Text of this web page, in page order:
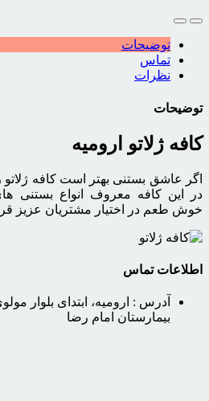
توضیحات
تماس
نظرات
توضیحات
کافه ژلاتو ارومیه
اگر عاشق بستنی بهتر است کافه ژلاتو
در این کافه معروف انواع بستنی
خوش طعم در اختیار مشتریان عزیز
اطلاعات تماس
آدرس : ارومیه، ابتدای بلوار
بیمارستان امام رضا